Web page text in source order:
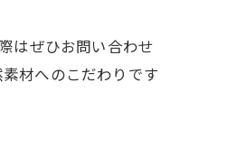
はぜひお問い合わせ
材へのこだわりです